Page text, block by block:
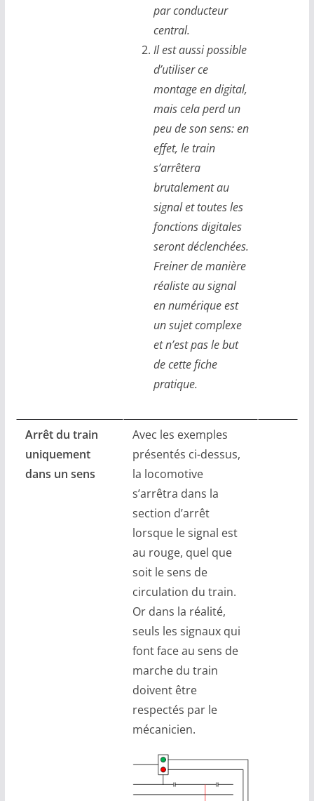
par conducteur
central.
Il est aussi possible
d’utiliser ce
montage en digital,
mais cela perd un
peu de son sens: en
effet, le train
s’arrêtera
brutalement au
signal et toutes les
fonctions digitales
seront déclenchées.
Freiner de manière
réaliste au signal
en numérique est
un sujet complexe
et n’est pas le but
de cette fiche
pratique.
Arrêt du train
uniquement
dans un sens
Avec les exemples
présentés ci-dessus,
la locomotive
s’arrêtra dans la
section d’arrêt
lorsque le signal est
au rouge, quel que
soit le sens de
circulation du train.
Or dans la réalité,
seuls les signaux qui
font face au sens de
marche du train
doivent être
respectés par le
mécanicien.